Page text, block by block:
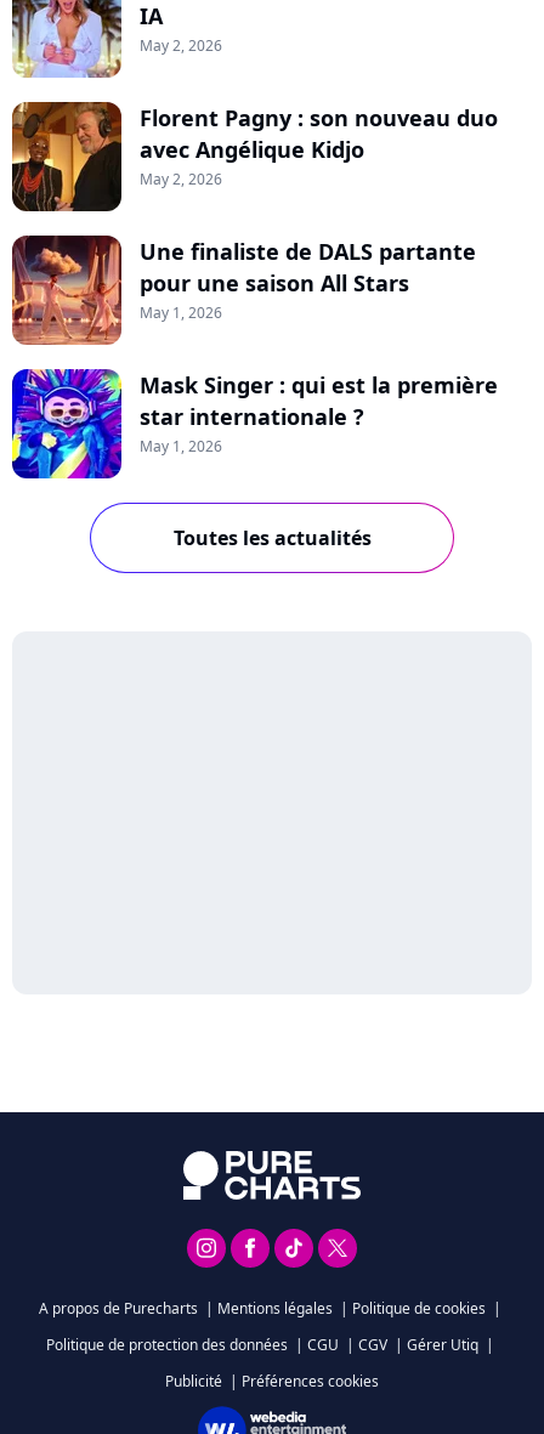
IA
May 2, 2026
Florent Pagny : son nouveau duo
avec Angélique Kidjo
May 2, 2026
Une finaliste de DALS partante
pour une saison All Stars
May 1, 2026
Mask Singer : qui est la première
star internationale ?
May 1, 2026
Toutes les actualités
A propos de Purecharts | Mentions légales | Politique de cookies |
Politique de protection des données | CGU | CGV | Gérer Utiq |
Publicité | Préférences cookies